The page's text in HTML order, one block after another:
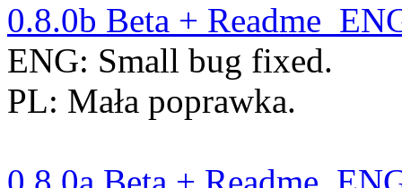
0.8.0b Beta +
ENG: Small bug fixed.
PL: Mała poprawka.